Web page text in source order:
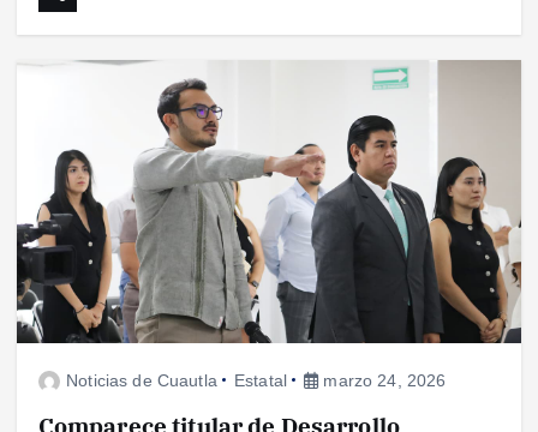
Noticias de Cuautla Estatal marzo 24, 2026
Comparece titular de Desarrollo